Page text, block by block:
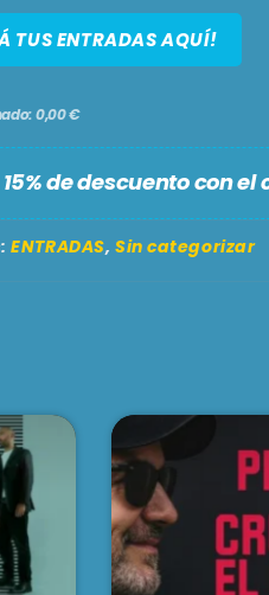
TUS ENTRADAS AQUÍ!
0,00 €
15% de descuento con el
ENTRADAS, Sin categorizar